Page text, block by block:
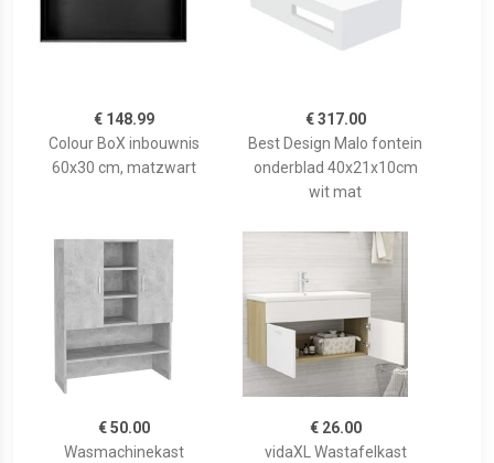
€ 148.99
Colour BoX inbouwnis
60x30 cm, matzwart
€ 317.00
Best Design Malo fontein
onderblad 40x21x10cm
wit mat
€ 50.00
Wasmachinekast
€ 26.00
vidaXL Wastafelkast